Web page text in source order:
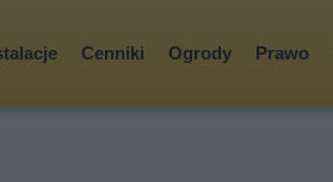
Cenniki Ogrody Prawo